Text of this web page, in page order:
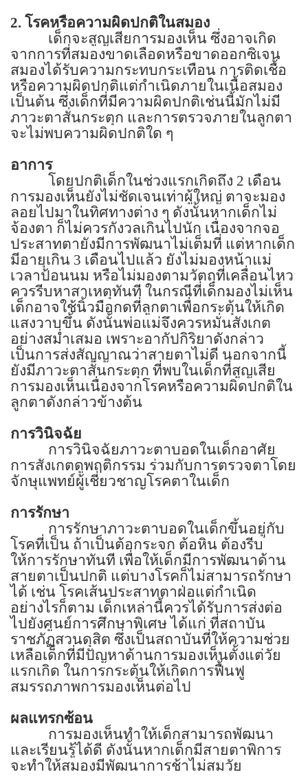
2. โรคหรือความผิดปกติในสมอง
เด็กจะสูญเสียการมองเห็น ซึ่งอาจเกิด
จากการที่สมองขาดเลือดหรือขาดออกซิเจน
สมองได้รับความกระทบกระเทือน การติดเชื้อ
หรือความผิดปกติแต่กำเนิดภายในเนื้อสมอง
เป็นต้น ซึ่งเด็กที่มีความผิดปกติเช่นนี้มักไม่มี
ภาวะตาสั่นกระตุก และการตรวจภายในลูกตา
จะไม่พบความผิดปกติใด ๆ
อาการ
โดยปกติเด็กในช่วงแรกเกิดถึง 2 เดือน
การมองเห็นยังไม่ชัดเจนเท่าผู้ใหญ่ ตาจะมอง
ลอยไปมาในทิศทางต่าง ๆ ดังนั้นหากเด็กไม่
จ้องตา ก็ไม่ควรกังวลเกินไปนัก เนื่องจากจอ
ประสาทตายังมีการพัฒนาไม่เต็มที่ แต่หากเด็ก
มีอายุเกิน 3 เดือนไปแล้ว ยังไม่มองหน้าแม่
เวลาป้อนนม หรือไม่มองตามวัตถุที่เคลื่อนไหว
ควรรีบหาสาเหตุทันที ในกรณีที่เด็กมองไม่เห็น
เด็กอาจใช้นิ้วมือกดที่ลูกตาเพื่อกระตุ้นให้เกิด
แสงวาบขึ้น ดังนั้นพ่อแม่จึงควรหมั่นสังเกต
อย่างสม่ำเสมอ เพราะอากัปกิริยาดังกล่าว
เป็นการส่งสัญญาณว่าสายตาไม่ดี นอกจากนี้
ยังมีภาวะตาสั่นกระตุก ที่พบในเด็กที่สูญเสีย
การมองเห็นเนื่องจากโรคหรือความผิดปกติใน
ลูกตาดังกล่าวข้างต้น
การวินิจฉัย
การวินิจฉัยภาวะตาบอดในเด็กอาศัย
การสังเกตดูพฤติกรรม ร่วมกับการตรวจตาโดย
จักษุแพทย์ผู้เชี่ยวชาญโรคตาในเด็ก
การรักษา
การรักษาภาวะตาบอดในเด็กขึ้นอยู่กับ
โรคที่เป็น ถ้าเป็นต้อกระจก ต้อหิน ต้องรีบ
ให้การรักษาทันที เพื่อให้เด็กมีการพัฒนาด้าน
สายตาเป็นปกติ แต่บางโรคก็ไม่สามารถรักษา
ได้ เช่น โรคเส้นประสาทตาฝ่อแต่กำเนิด
อย่างไรก็ตาม เด็กเหล่านี้ควรได้รับการส่งต่อ
ไปยังศูนย์การศึกษาพิเศษ ได้แก่ ที่สถาบัน
ราชภัฏสวนดุสิต ซึ่งเป็นสถาบันที่ให้ความช่วย
เหลือเด็กที่มีปัญหาด้านการมองเห็นตั้งแต่วัย
แรกเกิด ในการกระตุ้นให้เกิดการฟื้นฟู
สมรรถภาพการมองเห็นต่อไป
ผลแทรกซ้อน
การมองเห็นทำให้เด็กสามารถพัฒนา
และเรียนรู้ได้ดี ดังนั้นหากเด็กมีสายตาพิการ
จะทำให้สมองมีพัฒนาการช้าไม่สมวัย